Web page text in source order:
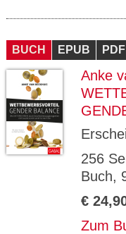
BUCH EPUB PDF
Anke
256
Buch,
€
Zum